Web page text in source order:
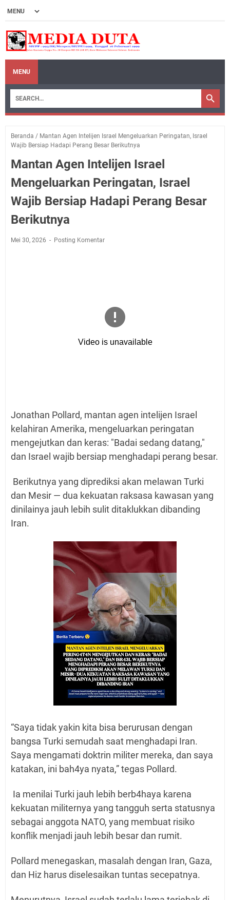
MENU
Beranda / Mantan Agen Intelijen Israel Mengeluarkan Peringatan, Israel
Wajib Bersiap Hadapi Perang Besar Berikutnya
Mantan Agen Intelijen Israel
Mengeluarkan Peringatan, Israel
Wajib Bersiap Hadapi Perang Besar
Berikutnya
Mei 30, 2026 Posting Komentar
Jonathan Pollard, mantan agen intelijen Israel
kelahiran Amerika, mengeluarkan peringatan
mengejutkan dan keras: "Badai sedang datang,"
dan Israel wajib bersiap menghadapi perang besar.
Berikutnya yang diprediksi akan melawan Turki
dan Mesir — dua kekuatan raksasa kawasan yang
dinilainya jauh lebih sulit ditaklukkan dibanding
Iran.
“Saya tidak yakin kita bisa berurusan dengan
bangsa Turki semudah saat menghadapi Iran.
Saya mengamati doktrin militer mereka, dan saya
katakan, ini bah4ya nyata,” tegas Pollard.
Ia menilai Turki jauh lebih berb4haya karena
kekuatan militernya yang tangguh serta statusnya
sebagai anggota NATO, yang membuat risiko
konflik menjadi jauh lebih besar dan rumit.
Pollard menegaskan, masalah dengan Iran, Gaza,
dan Hiz harus diselesaikan tuntas secepatnya.